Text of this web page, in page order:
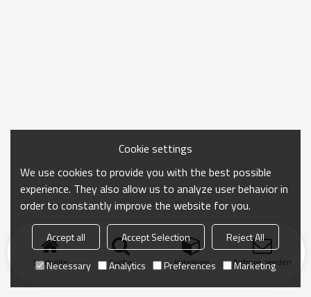
Startseite Suche Kategorie Anfrage senden
Cookie settings
We use cookies to provide you with the best possible
experience. They also allow us to analyze user behavior in
order to constantly improve the website for you.
Accept all Accept Selection
Reject All
Necessary
Analytics Preferences Marketing